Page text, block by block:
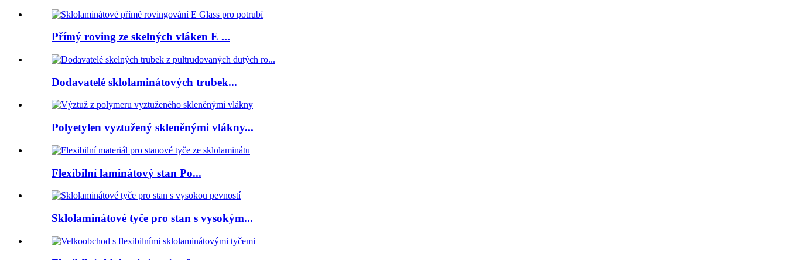
Přímý roving ze skelných vláken E ...
Dodavatelé sklolaminátových trubek...
Polyetylen vyztužený skleněnými vlákny...
Flexibilní laminátový stan Po...
Sklolaminátové tyče pro stan s vysokým...